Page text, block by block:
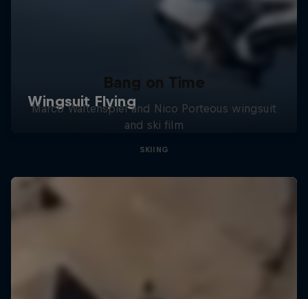
Bang on Time
Marco Waltenspiel and Nico Porteous wingsuit
and ski film
SKIING